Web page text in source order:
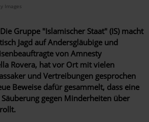
Images
Gruppe "Islamischer Staat" (IS) macht
Jagd auf Andersgläubige und
von Amnesty
Rovera, hat vor Ort mit vielen
und Vertreibungen gesprochen
Beweise dafür gesammelt, dass eine
gegen Minderheiten über